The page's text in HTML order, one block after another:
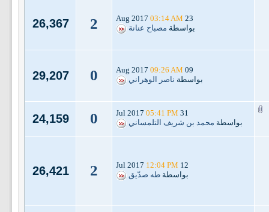
23 Aug 2017
03:14 AM
بواسطة مصباح عنانة 2
26,367
09 Aug 2017
09:26 AM
بواسطة ناصر الوهراني 0
29,207
31 Jul 2017
05:41 PM
بواسطة محمد بن شريف التلمساني 0
24,159
12 Jul 2017
12:04 PM
بواسطة طه صدّيق 2
26,421